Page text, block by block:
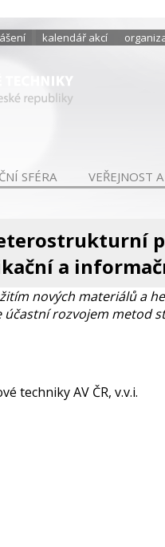
kalendář akcí
SFÉRA VEŘEJNOST
a
nových materiálů
účastní rozvojem
techniky AV ČR, v.v.i.